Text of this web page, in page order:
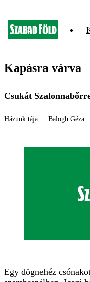
Kapásra várva
Csukát
Házunk tája Balogh Géza
Egy dögnehéz